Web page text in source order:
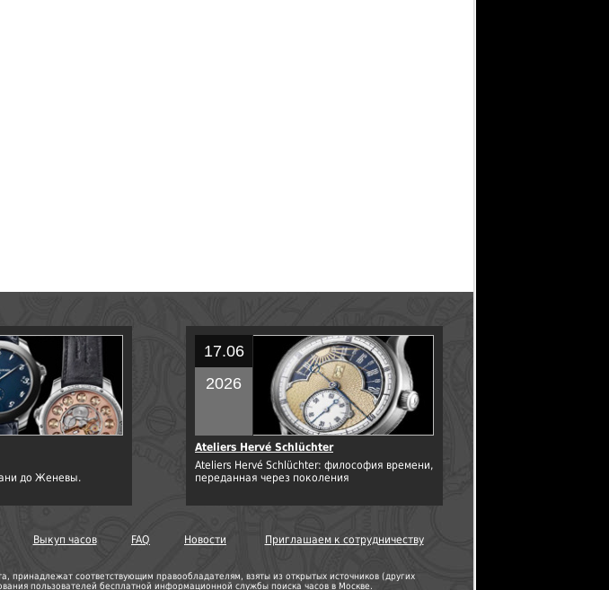
до Женевы.
17.06
2026
Ateliers Hervé Schlüchter
Ateliers Hervé Schlüchter: философия времени,
переданная через поколения
Выкуп часов FAQ Новости Приглашаем к сотрудничеству
соответствующим правообладателям, взяты из открытых источников (других
пользователей бесплатной информационной службы поиска часов в Москве.